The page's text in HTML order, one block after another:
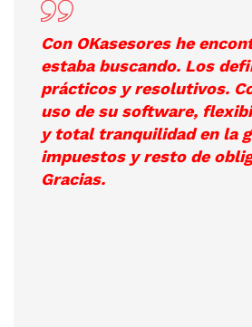
Con OKasesores he
estaba buscando. Los
prácticos y resolutivos.
uso de su software,
y total tranquilidad en la
impuestos y resto de
Gracias.